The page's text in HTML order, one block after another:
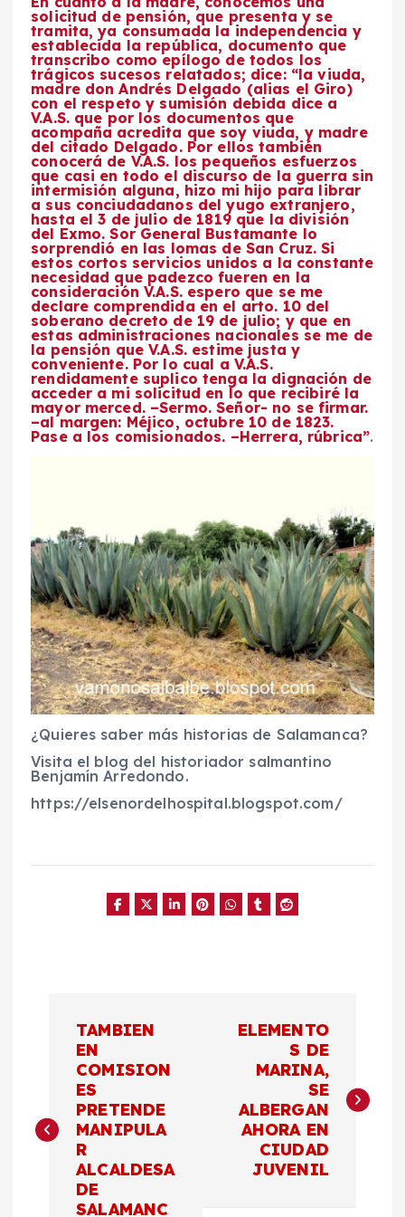
solicitud de pensión, que presenta y se
tramita, ya consumada la independencia y
establecida la república, documento que
transcribo como epílogo de todos los
trágicos sucesos relatados; dice: “la viuda,
madre don Andrés Delgado (alias el Giro)
con el respeto y sumisión debida dice a
V.A.S. que por los documentos que
acompaña acredita que soy viuda, y madre
del citado Delgado. Por ellos también
conocerá de V.A.S. los pequeños esfuerzos
que casi en todo el discurso de la guerra sin
intermisión alguna, hizo mi hijo para librar
a sus conciudadanos del yugo extranjero,
hasta el 3 de julio de 1819 que la división
del Exmo. Sor General Bustamante lo
sorprendió en las lomas de San Cruz. Si
estos cortos servicios unidos a la constante
necesidad que padezco fueren en la
consideración V.A.S. espero que se me
declare comprendida en el arto. 10 del
soberano decreto de 19 de julio; y que en
estas administraciones nacionales se me de
la pensión que V.A.S. estime justa y
conveniente. Por lo cual a V.A.S.
rendidamente suplico tenga la dignación de
acceder a mi solicitud en lo que recibiré la
mayor merced. –Sermo. Señor- no se firmar.
–al margen: Méjico, octubre 10 de 1823.
Pase a los comisionados. –Herrera, rúbrica”.
¿Quieres saber más historias de Salamanca?
Visita el blog del historiador salmantino
Benjamín Arredondo.
https://elsenordelhospital.blogspot.com/
e
TAMBIEN
EN
COMISION
ES
PRETENDE
MANIPULA
R
ALCALDESA
DE
SALAMANC
ELEMENTO
S DE
MARINA,
SE
ALBERGAN
AHORA EN
CIUDAD
JUVENIL